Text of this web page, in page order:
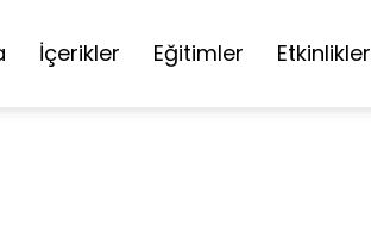
İçerikler Eğitimler Etkinlikler